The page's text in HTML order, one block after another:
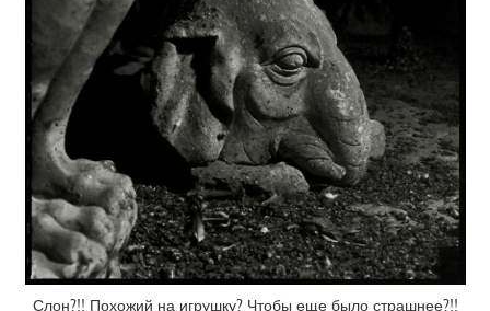
Слон?!! Похожий на игрушку? Чтобы еще было страшнее?!!